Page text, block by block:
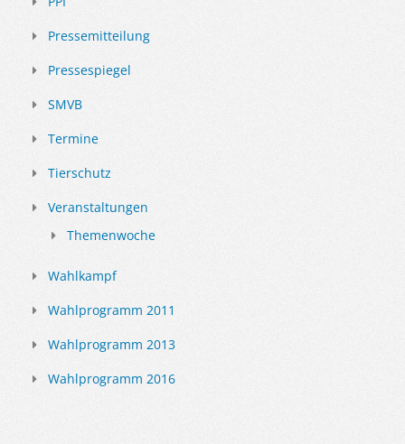
Pressemitteilung
Pressespiegel
SMVB
Termine
Tierschutz
Veranstaltungen
Themenwoche
Wahlkampf
Wahlprogramm 2011
Wahlprogramm 2013
Wahlprogramm 2016